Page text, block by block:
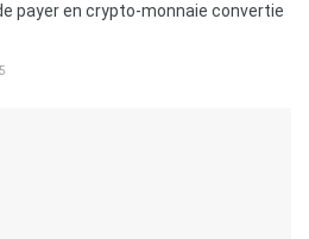
payer en crypto-monnaie convertie